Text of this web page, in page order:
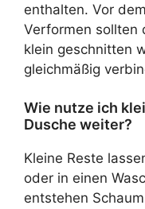
enthalten. Vor
Verformen sollten
klein geschnitten
gleichmäßig
Wie nutze ich
Dusche weiter?
Kleine Reste
oder in einen
entstehen